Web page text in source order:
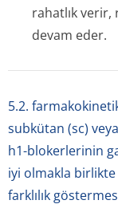
rahatlık verir,
devam eder.
5.2.
subkütan (sc)
h1-blokerlerinin
iyi olmakla
farklılık